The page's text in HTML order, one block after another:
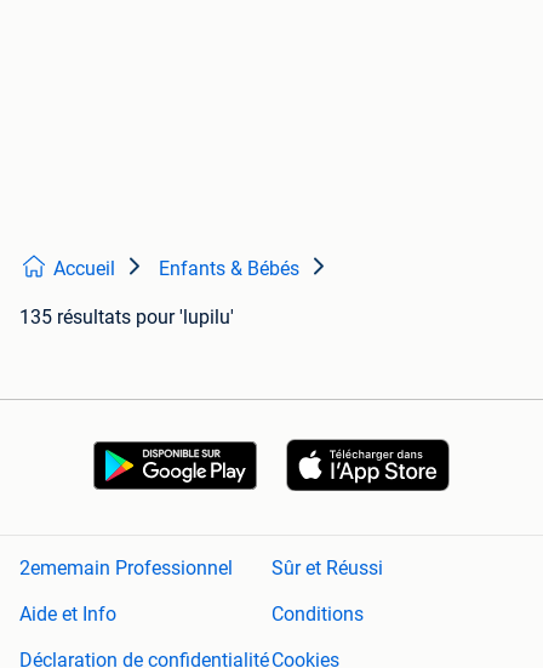
Accueil Enfants & Bébés
135 résultats pour 'lupilu'
2ememain Professionnel
Sûr et Réussi
Aide et Info
Conditions
Déclaration de confidentialitéCookies